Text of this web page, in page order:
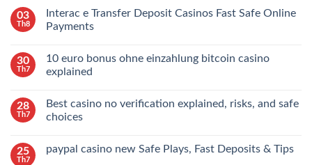
03
Th8
Interac e Transfer Deposit Casinos Fast Safe Online
Payments
30
Th7
10 euro bonus ohne einzahlung bitcoin casino
explained
28
Th7
Best casino no verification explained, risks, and safe
choices
25
Th7
paypal casino new Safe Plays, Fast Deposits & Tips